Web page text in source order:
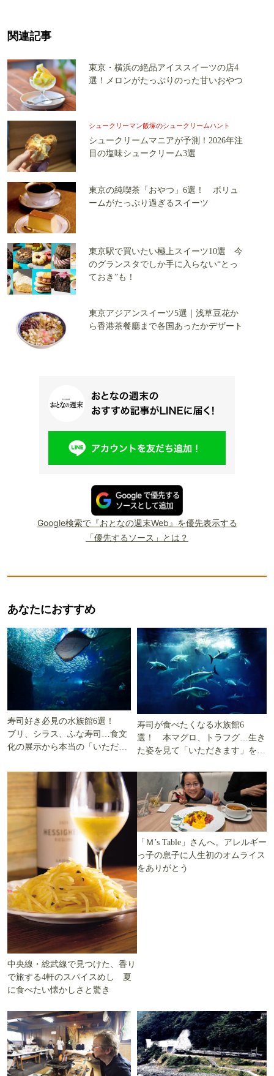
関連記事
東京・横浜の絶品アイススイーツの店4
選！メロンがたっぷりのった甘いおやつ
シュークリーマン飯塚のシュークリームハント
シュークリームマニアが予測！2026年注
目の塩味シュークリーム3選
東京の純喫茶「おやつ」6選！ ボリュ
ームがたっぷり過ぎるスイーツ
東京駅で買いたい極上スイーツ10選 今
のグランスタでしか手に入らない“とっ
ておき”も！
東京アジアンスイーツ5選｜浅草豆花か
ら香港茶餐廳まで各国あったかデザート
Google検索で『おとなの週末Web』を優先表示する
「優先するソース」とは？
あなたにおすすめ
寿司好き必見の水族館6選！
ブリ、シラス、ふな寿司…食文
化の展示から本当の「いただき
寿司が食べたくなる水族館6
選！ 本マグロ、トラフグ…生き
た姿を見て「いただきます」を考
中央線・総武線で見つけた、香り
で旅する4軒のスパイスめし 夏
に食べたい懐かしさと驚き
「Ｍ’s Table」さんへ。アレルギー
っ子の息子に人生初のオムライス
をありがとう